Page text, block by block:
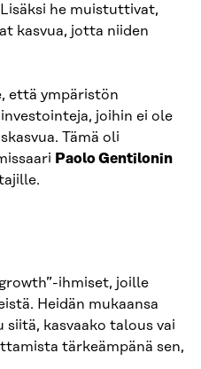
he muistuttivat,
kasvua, jotta niiden
että ympäristön
joihin ei ole
Tämä oli
Paolo Gentilonin
ihmiset, joille
Heidän mukaansa
kasvaako talous vai
tärkeämpänä sen,